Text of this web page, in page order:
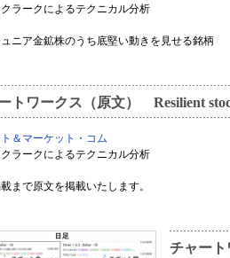
ラークによるテクニカル分析
ニア金鉱株のうち底堅い動きを見せる銘柄
トワークス（原文） Resilient
＆マーケット・コム
ラークによるテクニカル分析
まで原文を掲載いたします。
チャー